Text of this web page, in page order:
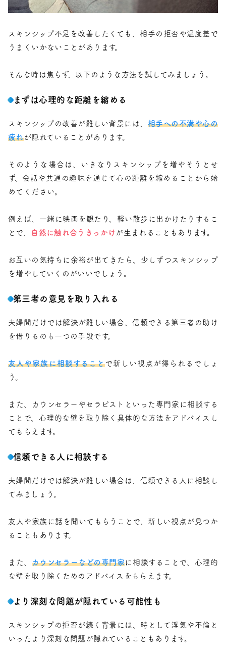
スキンシップ不足を改善したくても、相手の拒否や温度差で
うまくいかないことがあります。
そんな時は焦らず、以下のような方法を試してみましょう。
まずは心理的な距離を縮める
スキンシップの改善が難しい背景には、 相手への不満や心の
疲れが隠れていることがあります。
そのような場合は、いきなりスキンシップを増やそうとせ
ず、会話や共通の趣味を通じて心の距離を縮めることから始
めてください。
例えば、一緒に映画を観たり、軽い散歩に出かけたりするこ
とで、
自然に触れ合うきっかけ が生まれることもあります。
お互いの気持ちに余裕が出てきたら、少しずつスキンシップ
を増やしていくのがいいでしょう。
第三者の意見を取り入れる
夫婦間だけでは解決が難しい場合、信頼できる第三者の助け
を借りるのも一つの手段です。
友人や家族に相談することで新しい視点が得られるでしょ
う。
また、カウンセラーやセラピストといった専門家に相談する
ことで、心理的な壁を取り除く具体的な方法をアドバイスし
てもらえます。
信頼できる人に相談する
夫婦間だけでは解決が難しい場合は、信頼できる人に相談し
てみましょう。
友人や家族に話を聞いてもらうことで、新しい視点が見つか
ることもあります。
また、 カウンセラーなどの専門家に相談することで、心理的
な壁を取り除くためのアドバイスをもらえます。
より深刻な問題が隠れている可能性も
スキンシップの拒否が続く背景には、時として浮気や不倫と
いったより深刻な問題が隠れていることもあります。